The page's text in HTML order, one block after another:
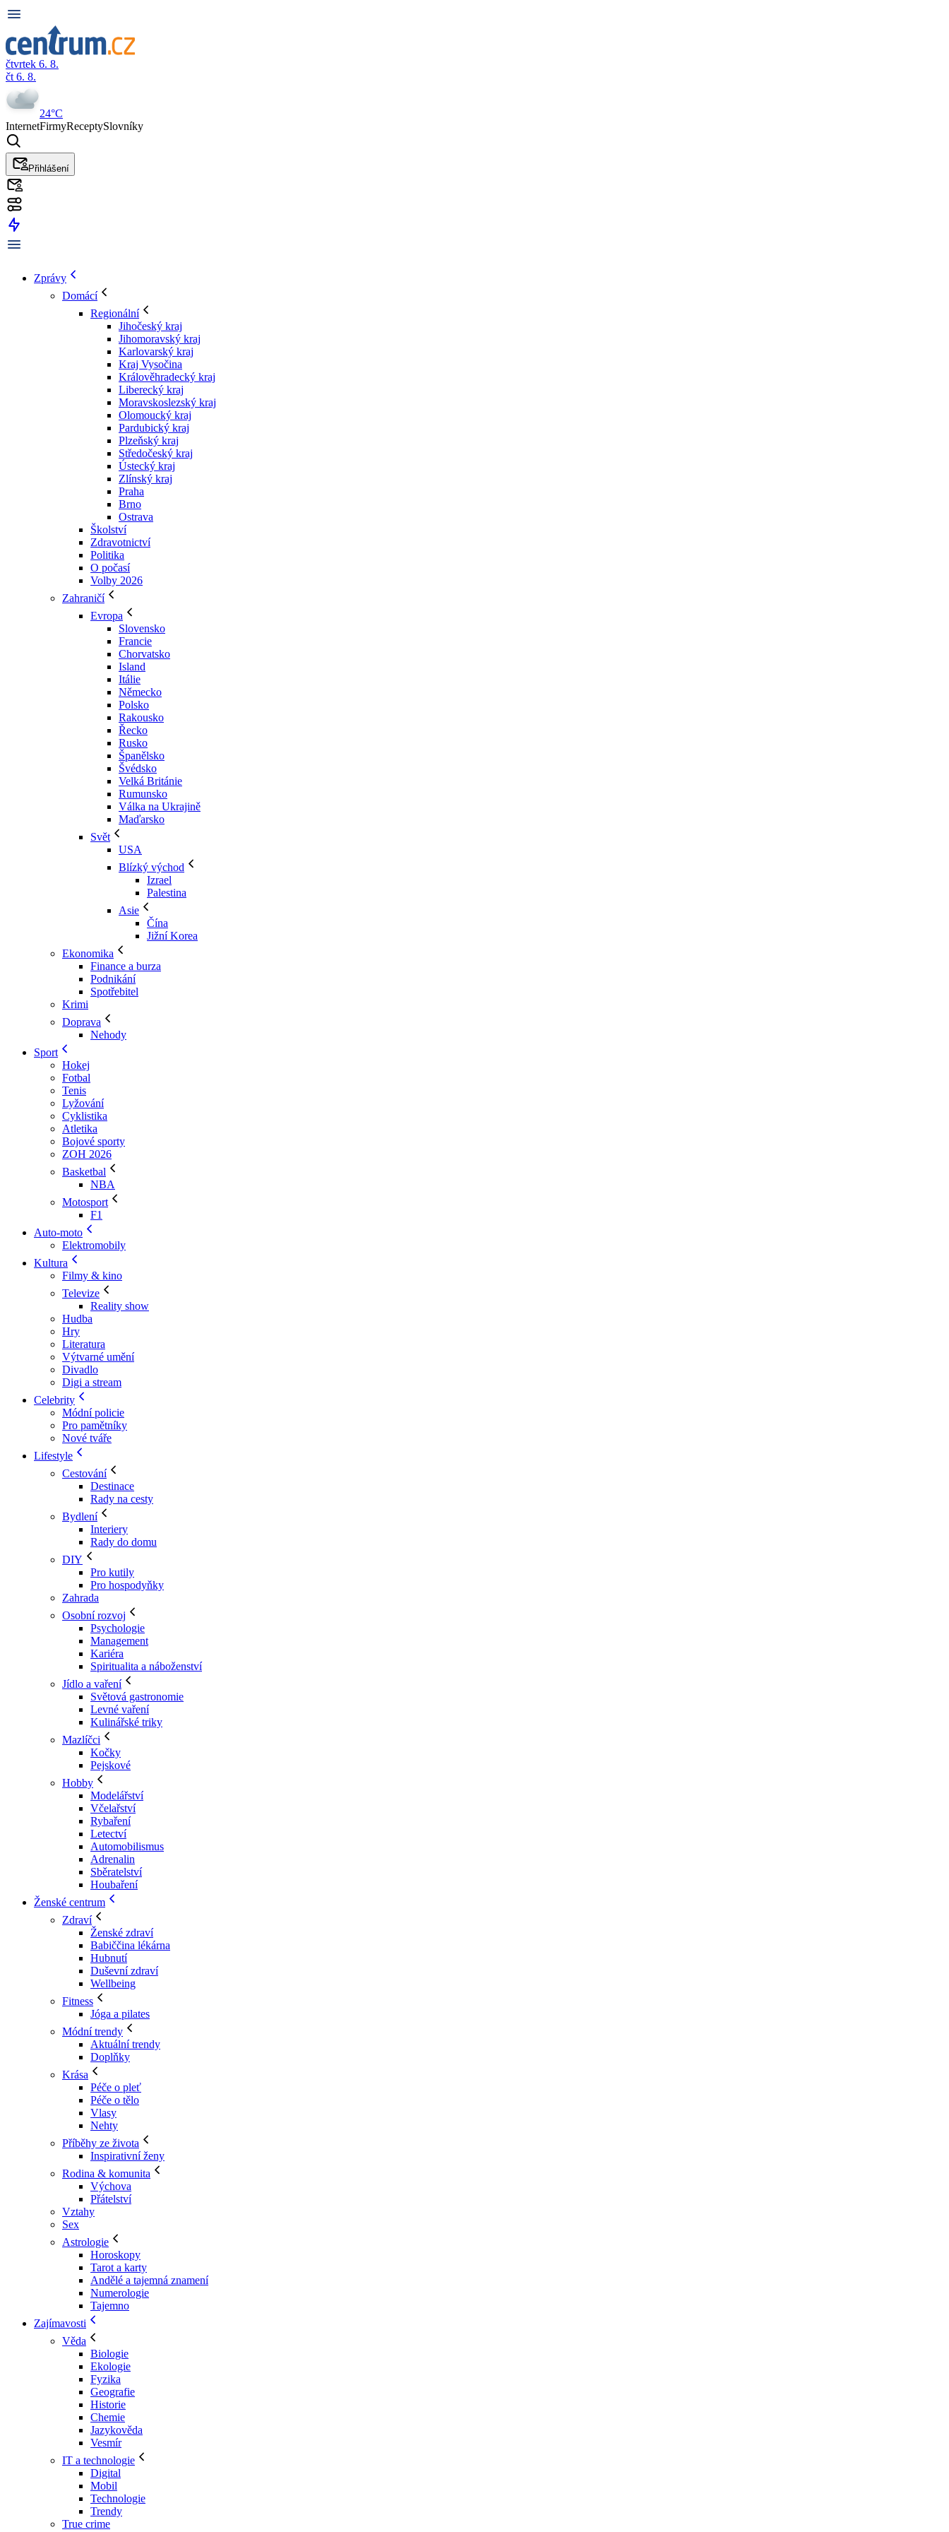
čtvrtek 6. 8.
čt 6. 8.
24°C
InternetFirmyReceptySlovníky
Přihlášení
Zprávy
Domácí
Regionální
Jihočeský kraj
Jihomoravský kraj
Karlovarský kraj
Kraj Vysočina
Králověhradecký kraj
Liberecký kraj
Moravskoslezský kraj
Olomoucký kraj
Pardubický kraj
Plzeňský kraj
Středočeský kraj
Ústecký kraj
Zlínský kraj
Praha
Brno
Ostrava
Školství
Zdravotnictví
Politika
O počasí
Volby 2026
Zahraničí
Evropa
Slovensko
Francie
Chorvatsko
Island
Itálie
Německo
Polsko
Rakousko
Řecko
Rusko
Španělsko
Švédsko
Velká Británie
Rumunsko
Válka na Ukrajině
Maďarsko
Svět
USA
Blízký východ
Izrael
Palestina
Asie
Čína
Jižní Korea
Ekonomika
Finance a burza
Podnikání
Spotřebitel
Krimi
Doprava
Nehody
Sport
Hokej
Fotbal
Tenis
Lyžování
Cyklistika
Atletika
Bojové sporty
ZOH 2026
Basketbal
NBA
Motosport
F1
Auto-moto
Elektromobily
Kultura
Filmy & kino
Televize
Reality show
Hudba
Hry
Literatura
Výtvarné umění
Divadlo
Digi a stream
Celebrity
Módní policie
Pro pamětníky
Nové tváře
Lifestyle
Cestování
Destinace
Rady na cesty
Bydlení
Interiery
Rady do domu
DIY
Pro kutily
Pro hospodyňky
Zahrada
Osobní rozvoj
Psychologie
Management
Kariéra
Spiritualita a náboženství
Jídlo a vaření
Světová gastronomie
Levné vaření
Kulinářské triky
Mazlíčci
Kočky
Pejskové
Hobby
Modelářství
Včelařství
Rybaření
Letectví
Automobilismus
Adrenalin
Sběratelství
Houbaření
Ženské centrum
Zdraví
Ženské zdraví
Babiččina lékárna
Hubnutí
Duševní zdraví
Wellbeing
Fitness
Jóga a pilates
Módní trendy
Aktuální trendy
Doplňky
Krása
Péče o pleť
Péče o tělo
Vlasy
Nehty
Příběhy ze života
Inspirativní ženy
Rodina & komunita
Výchova
Přátelství
Vztahy
Sex
Astrologie
Horoskopy
Tarot a karty
Andělé a tajemná znamení
Numerologie
Tajemno
Zajímavosti
Věda
Biologie
Ekologie
Fyzika
Geografie
Historie
Chemie
Jazykověda
Vesmír
IT a technologie
Digital
Mobil
Technologie
Trendy
True crime